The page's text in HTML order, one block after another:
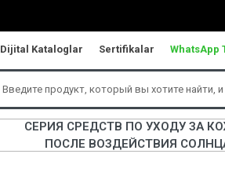
Dijital Kataloglar Sertifikalar WhatsApp
СЕРИЯ СРЕДСТВ ПО УХОДУ ЗА
ПОСЛЕ ВОЗДЕЙСТВИЯ